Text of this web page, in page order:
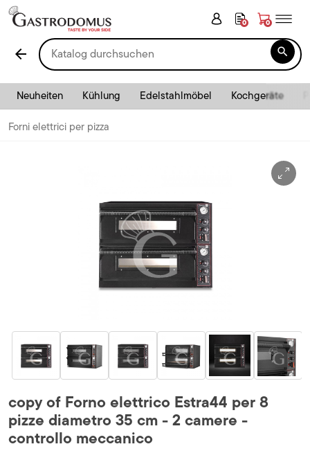
0 0
arrow_back 
Neuheiten Kühlung Edelstahlmöbel Kochgeräte
Forni elettrici per pizza
copy of Forno elettrico Estra44 per 8
pizze diametro 35 cm - 2 camere -
controllo meccanico